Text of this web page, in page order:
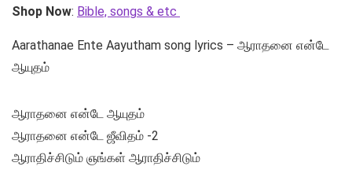
Shop Now: Bible, songs & etc
Aarathanae Ente Aayutham song lyrics – ஆராதனை என்டே
ஆயுதம்
ஆராதனை என்டே ஆயுதம்
ஆராதனை என்டே ஜீவிதம் -2
ஆராதிச்சிடும் ஞங்கள் ஆராதிச்சிடும்